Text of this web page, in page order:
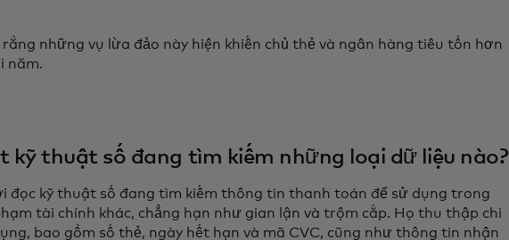
rằng những vụ lừa đảo này hiện khiến chủ thẻ và ngân hàng tiêu tốn hơn
năm.
kỹ thuật số đang tìm kiếm những loại dữ liệu nào?
đọc kỹ thuật số đang tìm kiếm thông tin thanh toán để sử dụng trong
tài chính khác, chẳng hạn như gian lận và trộm cắp. Họ thu thập chi
bao gồm số thẻ, ngày hết hạn và mã CVC, cũng như thông tin nhận